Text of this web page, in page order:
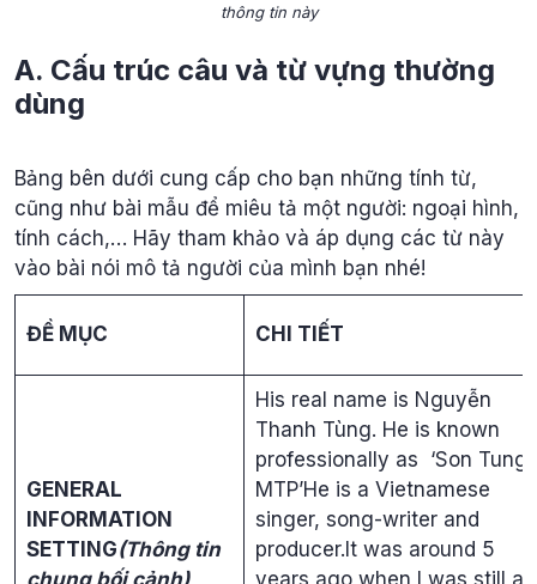
thông tin này
A. Cấu trúc câu và từ vựng thường
dùng
Bảng bên dưới cung cấp cho bạn những tính từ,
cũng như bài mẫu để miêu tả một người: ngoại hình,
tính cách,… Hãy tham khảo và áp dụng các từ này
vào bài nói mô tả người của mình bạn nhé!
ĐỀ MỤC CHI TIẾT
GENERAL
INFORMATION
SETTING(Thông tin
chung bối cảnh)
His real name is Nguyễn
Thanh Tùng. He is known
professionally as ‘Son Tung
MTP’He is a Vietnamese
singer, song-writer and
producer.It was around 5
years ago when I was still a